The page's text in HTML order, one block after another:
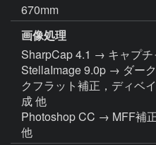
670mm
画像処理
SharpCap 4.1 → キャプチ
StellaImage 9.0p → ダー
クフラット補正，ディベ
成 他
Photoshop CC → MFF補
他